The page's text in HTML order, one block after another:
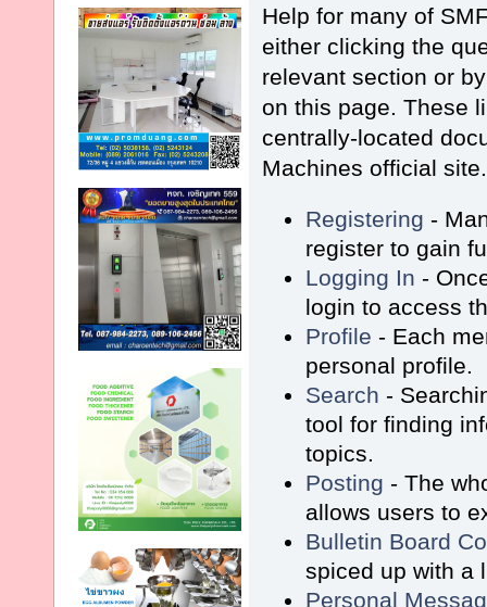
Help for many of
either clicking the
relevant section or
on this page. These
centrally-located
Machines official site.
Registering -
register to gain
Logging In -
login to access
Profile - Each
personal profile.
Search -
tool for finding
topics.
Posting - The
allows users to
Bulletin Board
spiced up with a
Personal